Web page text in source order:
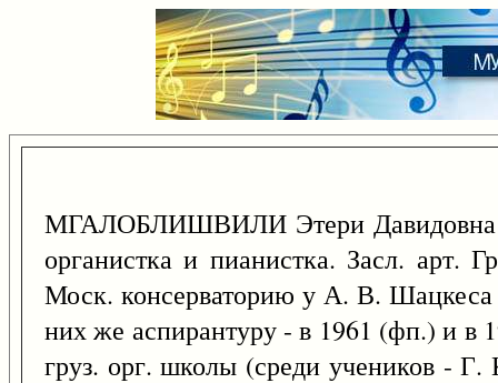
МГАЛОБЛИШВИЛИ Этери
органистка и пианистка. Засл. арт.
Моск. консерваторию у А. В.
них же аспирантуру - в 1961 (фп.) и в
груз. орг. школы (среди учеников -